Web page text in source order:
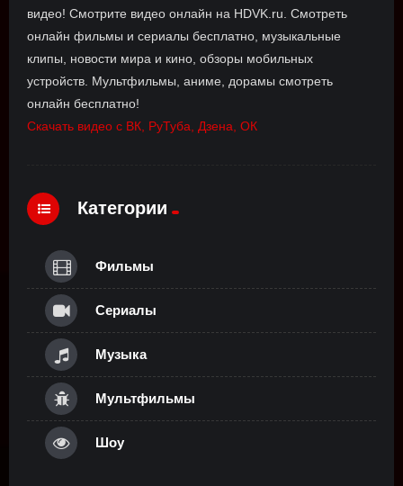
видео! Смотрите видео онлайн на HDVK.ru. Смотреть
онлайн фильмы и сериалы бесплатно, музыкальные
клипы, новости мира и кино, обзоры мобильных
устройств. Мультфильмы, аниме, дорамы смотреть
онлайн бесплатно!
Скачать видео с ВК, РуТуба, Дзена, ОК
Категории
Фильмы
Сериалы
Музыка
Мультфильмы
Шоу